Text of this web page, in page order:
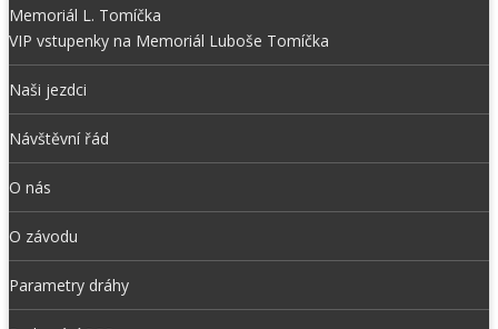
Memoriál L. Tomíčka
VIP vstupenky na Memoriál Luboše Tomíčka
Naši jezdci
Návštěvní řád
O nás
O závodu
Parametry dráhy